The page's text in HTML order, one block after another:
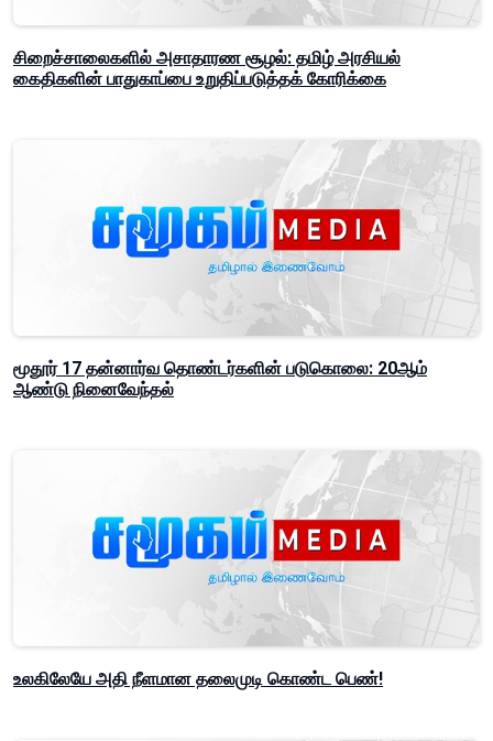
சிறைச்சாலைகளில் அசாதாரண சூழல்: தமிழ் அரசியல்
கைதிகளின் பாதுகாப்பை உறுதிப்படுத்தக் கோரிக்கை
மூதூர் 17 தன்னார்வ தொண்டர்களின் படுகொலை: 20ஆம்
ஆண்டு நினைவேந்தல்
உலகிலேயே அதி நீளமான தலைமுடி கொண்ட பெண்!